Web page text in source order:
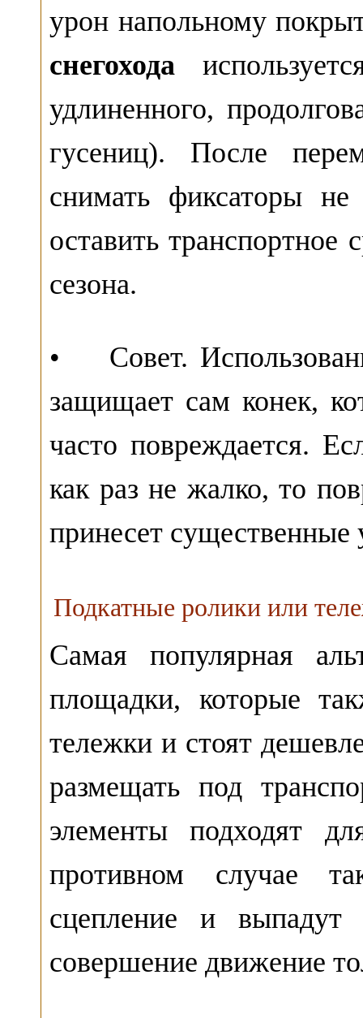
урон напольному
снегохода
удлиненного,
гусениц). После
снимать фиксаторы
оставить транспортное
сезона.
• Совет.
защищает сам конек,
часто повреждается.
как раз не жалко, то
принесет существенные
Подкатные ролики или
Самая популярная
площадки, которые
тележки и стоят
размещать под
элементы подходят
противном случае
сцепление и
совершение движение